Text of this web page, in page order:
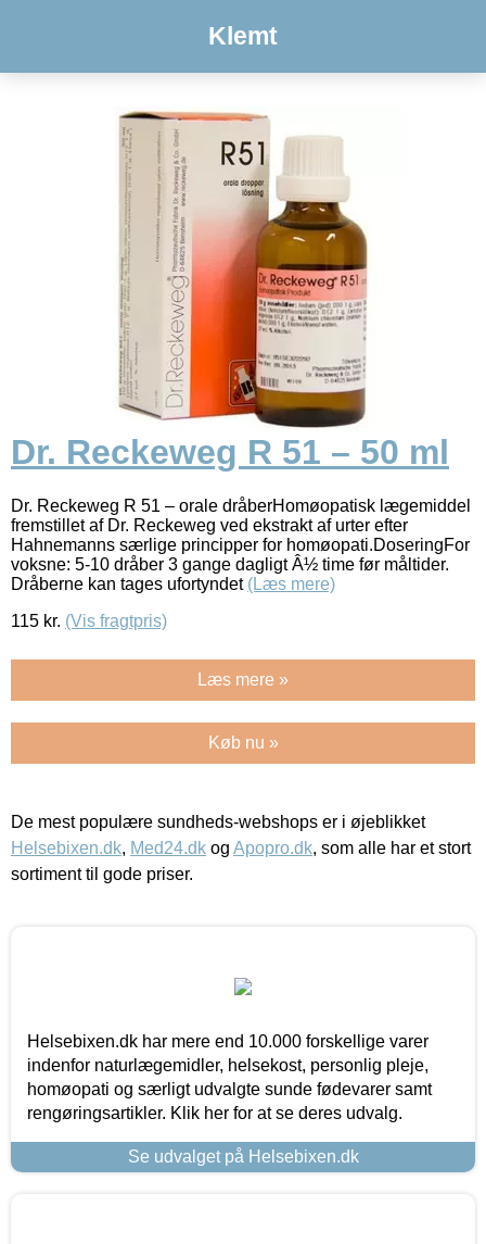
Klemt
Dr. Reckeweg R 51 – 50 ml
Dr. Reckeweg R 51 – orale dråberHomøopatisk lægemiddel
fremstillet af Dr. Reckeweg ved ekstrakt af urter efter
Hahnemanns særlige principper for homøopati.DoseringFor
voksne: 5-10 dråber 3 gange dagligt Â½ time før måltider.
Dråberne kan tages ufortyndet (Læs mere)
115 kr. (Vis fragtpris)
Læs mere »
Køb nu »
De mest populære sundheds-webshops er i øjeblikket
Helsebixen.dk, Med24.dk og Apopro.dk, som alle har et stort
sortiment til gode priser.
Helsebixen.dk har mere end 10.000 forskellige varer
indenfor naturlægemidler, helsekost, personlig pleje,
homøopati og særligt udvalgte sunde fødevarer samt
rengøringsartikler. Klik her for at se deres udvalg.
Se udvalget på Helsebixen.dk